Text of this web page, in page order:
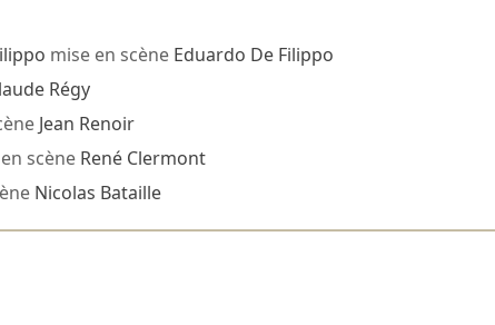
mise en scène Eduardo De Filippo
Régy
Jean Renoir
scène René Clermont
Nicolas Bataille